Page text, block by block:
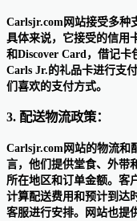
Carlsjr.com网站接受多种
具体来说，它接受的信用
和Discover Card，借记卡
Carls Jr.的礼品卡进行支
们喜欢的支付方式。
3. 配送物流政策：
Carlsjr.com网站的物流和
言，他们提供堂食、外带
所在地区和订单金额。客
计算配送费用和预计到达
客服进行安排。网站也提